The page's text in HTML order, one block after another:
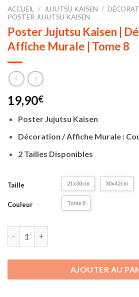
ACCUEIL / JUJUTSU KAISEN /
POSTER JUJUTSU KAISEN
Poster Jujutsu Kaisen |
Affiche Murale | Tome 8
19,90€
Poster Jujutsu Kaisen
Décoration / Affiche Murale :
2 Tailles Disponibles
Taille 21x30cm 30x42cm
Couleur Tome 8
AJOUTER AU